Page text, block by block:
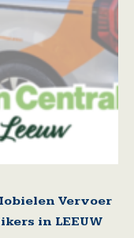
Vervoer
in LEEUW